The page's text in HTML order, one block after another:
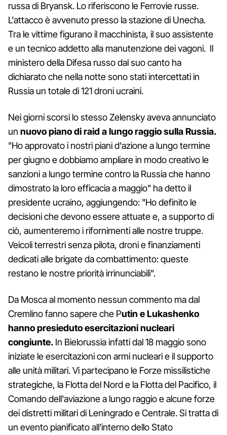
russa di Bryansk. Lo riferiscono le Ferrovie russe.
L'attacco è avvenuto presso la stazione di Unecha.
Tra le vittime figurano il macchinista, il suo assistente
e un tecnico addetto alla manutenzione dei vagoni. Il
ministero della Difesa russo dal suo canto ha
dichiarato che nella notte sono stati intercettati in
Russia un totale di 121 droni ucraini.
Nei giorni scorsi lo stesso Zelensky aveva annunciato
un nuovo piano di raid a lungo raggio sulla Russia.
"Ho approvato i nostri piani d'azione a lungo termine
per giugno e dobbiamo ampliare in modo creativo le
sanzioni a lungo termine contro la Russia che hanno
dimostrato la loro efficacia a maggio" ha detto il
presidente ucraino, aggiungendo: "Ho definito le
decisioni che devono essere attuate e, a supporto di
ciò, aumenteremo i rifornimenti alle nostre truppe.
Veicoli terrestri senza pilota, droni e finanziamenti
dedicati alle brigate da combattimento: queste
restano le nostre priorità irrinunciabili".
Da Mosca al momento nessun commento ma dal
Cremlino fanno sapere che Putin e Lukashenko
hanno presieduto esercitazioni nucleari
congiunte. In Bielorussia infatti dal 18 maggio sono
iniziate le esercitazioni con armi nucleari e il supporto
alle unità militari. Vi partecipano le Forze missilistiche
strategiche, la Flotta del Nord e la Flotta del Pacifico, il
Comando dell'aviazione a lungo raggio e alcune forze
dei distretti militari di Leningrado e Centrale. Si tratta di
un evento pianificato all'interno dello Stato